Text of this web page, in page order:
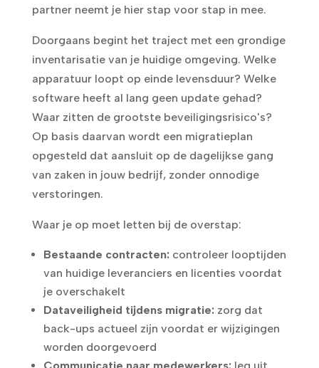
partner neemt je hier stap voor stap in mee.
Doorgaans begint het traject met een grondige
inventarisatie van je huidige omgeving. Welke
apparatuur loopt op einde levensduur? Welke
software heeft al lang geen update gehad?
Waar zitten de grootste beveiligingsrisico's?
Op basis daarvan wordt een migratieplan
opgesteld dat aansluit op de dagelijkse gang
van zaken in jouw bedrijf, zonder onnodige
verstoringen.
Waar je op moet letten bij de overstap:
Bestaande contracten: controleer looptijden
van huidige leveranciers en licenties voordat
je overschakelt
Dataveiligheid tijdens migratie: zorg dat
back-ups actueel zijn voordat er wijzigingen
worden doorgevoerd